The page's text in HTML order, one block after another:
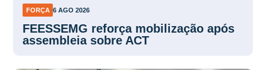
FORÇA 6 AGO 2026
FEESSEMG reforça mobilização após
assembleia sobre ACT